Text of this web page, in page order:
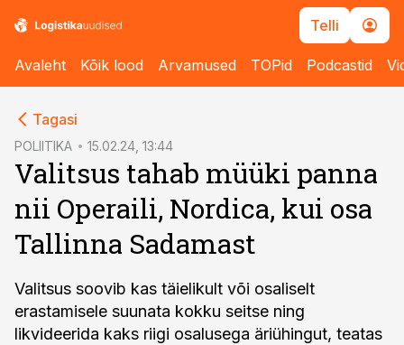
Telli
Avaleht Kõik lood Arvamused TOPid Podcastid
Tagasi
POLIITIKA 15.02.24, 13:44
Valitsus tahab müüki panna
nii Operaili, Nordica, kui osa
Tallinna Sadamast
Valitsus soovib kas täielikult või osaliselt
erastamisele suunata kokku seitse ning
likvideerida kaks riigi osalusega äriühingut, teatas